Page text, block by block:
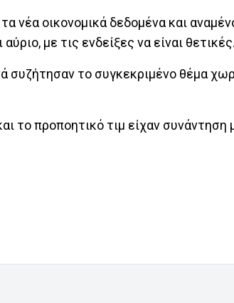
οικονομικά δεδομένα και
με τις ενδείξες να είναι θετικές.
το συγκεκριμένο θέμα
το προποητικό τιμ είχαν συνάντηση